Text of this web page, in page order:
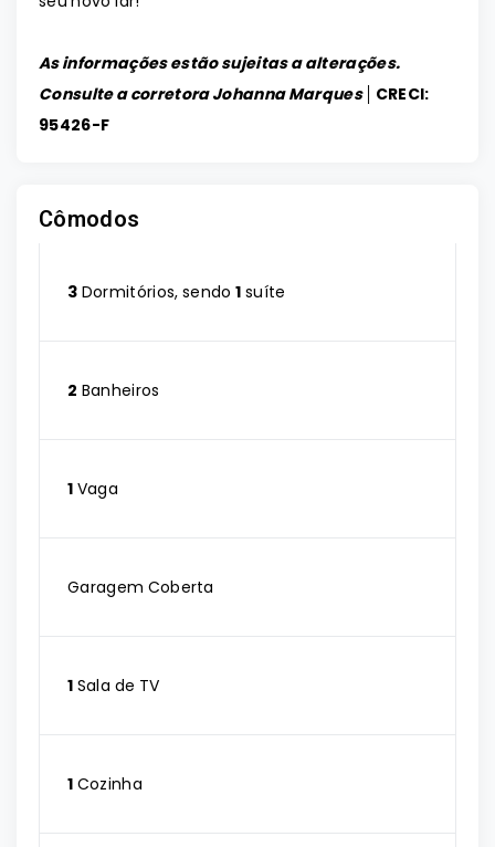
As informações estão sujeitas a alterações.
Consulte a corretora Johanna Marques │ CRECI:
95426-F
Cômodos
3 Dormitórios, sendo1 suíte
2 Banheiros
1 Vaga
Garagem Coberta
1 Sala de TV
1 Cozinha